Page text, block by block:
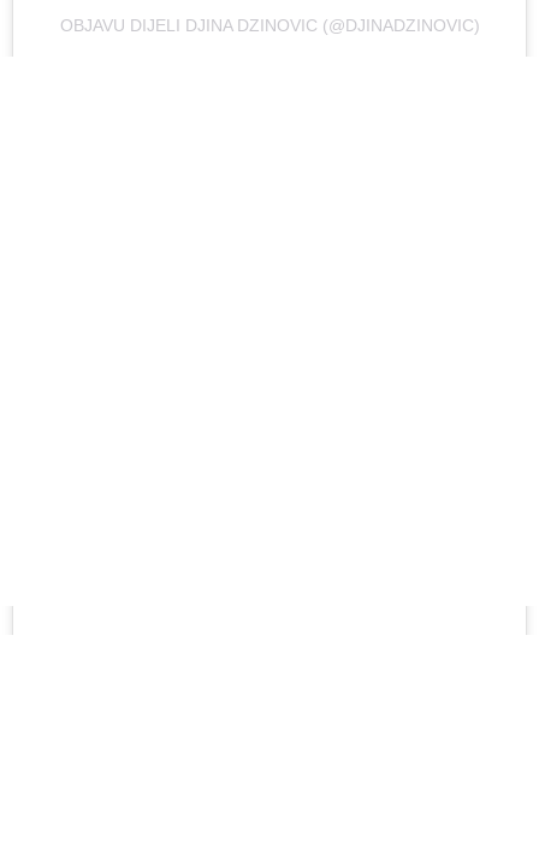
OBJAVU DIJELI DJINA DZINOVIC (@DJINADZINOVIC)